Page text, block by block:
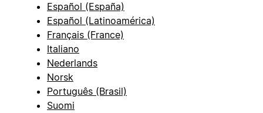
Español (España)
Español (Latinoamérica)
Français (France)
Italiano
Nederlands
Norsk
Português (Brasil)
Suomi